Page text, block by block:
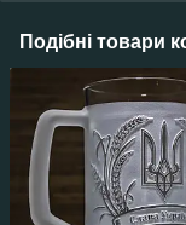
Подібні товари